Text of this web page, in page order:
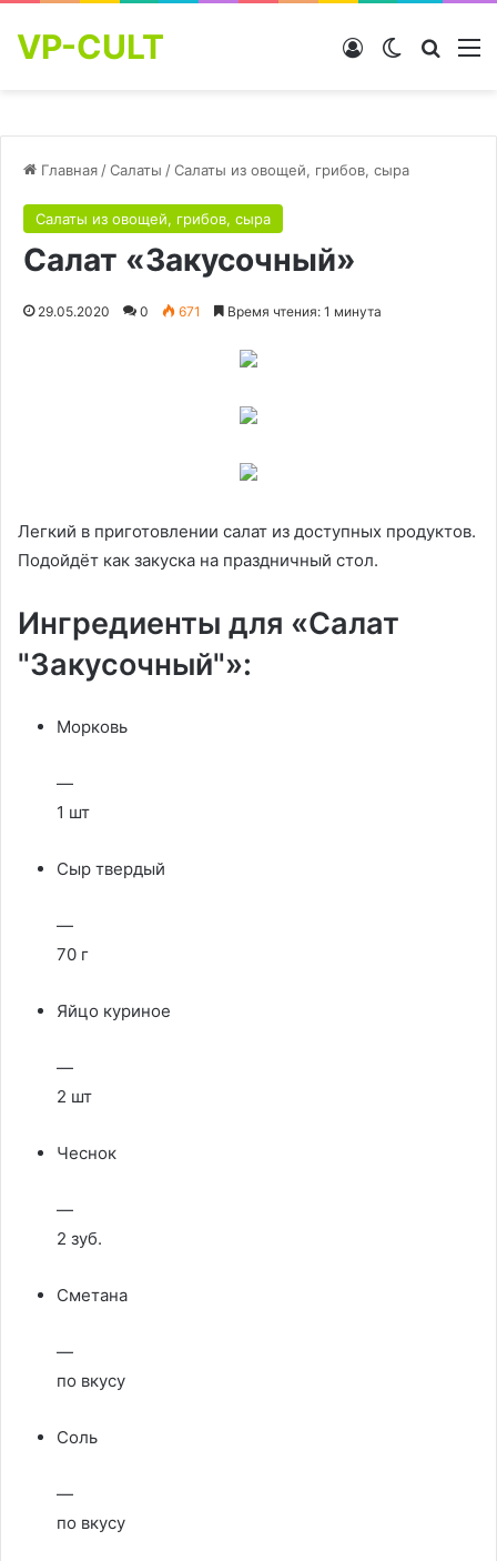
VP-CULT Switch skin
Войти
Главная /Салаты /Салаты из овощей, грибов, сыра
Салаты из овощей, грибов, сыра
Салат «Закусочный»
29.05.2020 0 671 Время чтения: 1 минута
Легкий в приготовлении салат из доступных продуктов.
Подойдёт как закуска на праздничный стол.
Ингредиенты для «Салат
"Закусочный"»:
Морковь
—
1 шт
Сыр твердый
—
70 г
Яйцо куриное
—
2 шт
Чеснок
—
2 зуб.
Сметана
—
по вкусу
Соль
—
по вкусу